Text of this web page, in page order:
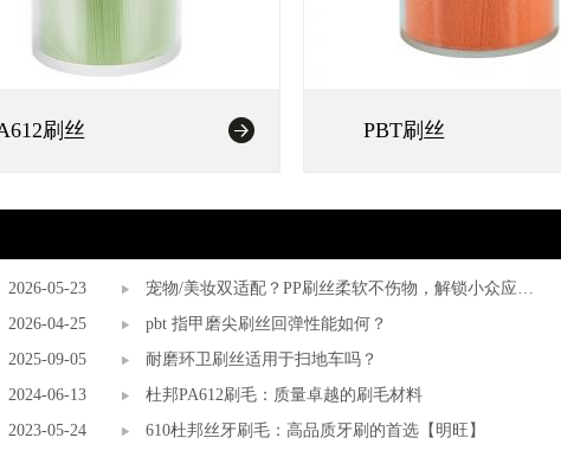
刷丝 PBT刷丝
2026-05-23
宠物/美妆双适配？PP刷丝柔软不伤物，解锁小众应用
新场景
2026-04-25 pbt 指甲磨尖刷丝回弹性能如何？
2025-09-05 耐磨环卫刷丝适用于扫地车吗？
2024-06-13 杜邦PA612刷毛：质量卓越的刷毛材料
2023-05-24 610杜邦丝牙刷毛：高品质牙刷的首选【明旺】